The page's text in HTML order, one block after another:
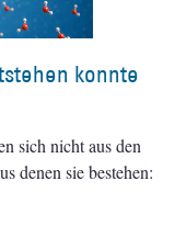
konnte
sich nicht aus den
denen sie bestehen: